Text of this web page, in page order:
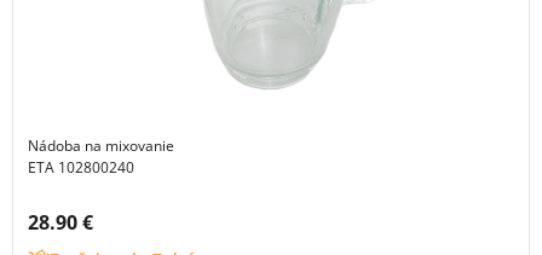
Nádoba na mixovanie
ETA 102800240
Cena s DPH:
28.90 €